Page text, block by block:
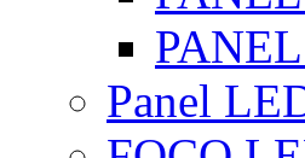
Panel